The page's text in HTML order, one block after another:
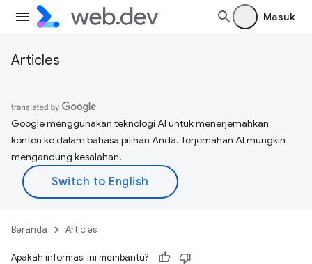
Masuk
Articles
Google menggunakan teknologi AI untuk menerjemahkan
konten ke dalam bahasa pilihan Anda. Terjemahan AI mungkin
mengandung kesalahan.
Beranda Articles
Apakah informasi ini membantu?